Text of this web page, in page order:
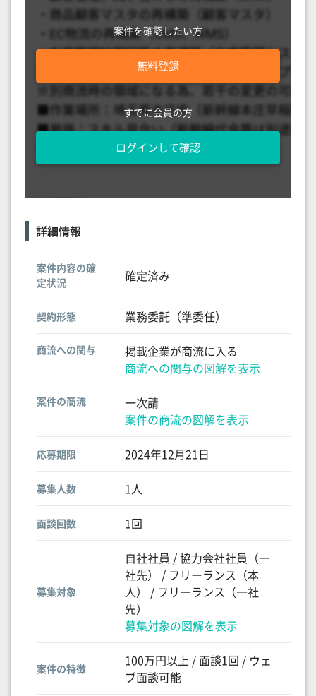
案件を確認したい方
無料登録
すでに会員の方
ログインして確認
詳細情報
案件内容の確
定状況
確定済み
契約形態 業務委託（準委任）
商流への関与
掲載企業が商流に入る
商流への関与の図解を表示
案件の商流
一次請
案件の商流の図解を表示
応募期限 2024年12月21日
募集人数 1人
面談回数 1回
募集対象
自社社員 / 協力会社社員（一
社先） / フリーランス（本
人） / フリーランス（一社
先）
募集対象の図解を表示
案件の特徴
100万円以上 / 面談1回 / ウェ
ブ面談可能